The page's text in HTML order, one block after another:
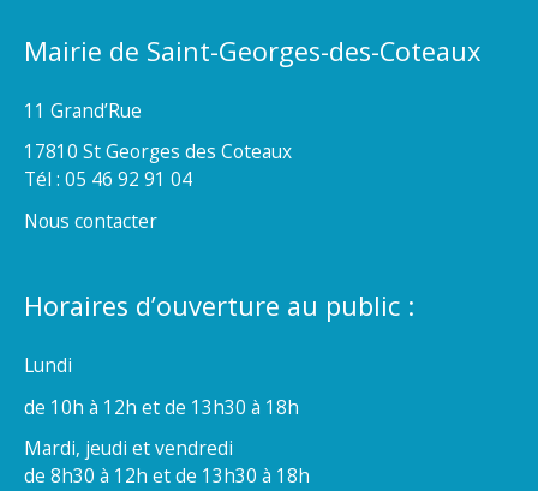
Mairie de Saint-Georges-des-Coteaux
11 Grand’Rue
17810 St Georges des Coteaux
Tél : 05 46 92 91 04
Nous contacter
Horaires d’ouverture au public :
Lundi
de 10h à 12h et de 13h30 à 18h
Mardi, jeudi et vendredi
de 8h30 à 12h et de 13h30 à 18h